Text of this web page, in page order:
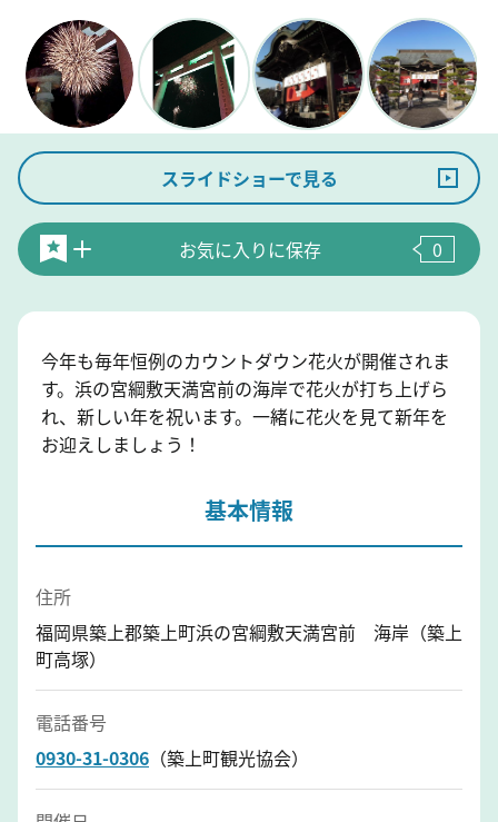
スライドショーで見る
お気に入りに保存 0
今年も毎年恒例のカウントダウン花火が開催されま
す。浜の宮綱敷天満宮前の海岸で花火が打ち上げら
れ、新しい年を祝います。一緒に花火を見て新年を
お迎えしましょう！
基本情報
住所
福岡県築上郡築上町浜の宮綱敷天満宮前 海岸（築上
町高塚）
電話番号
0930-31-0306 （築上町観光協会）